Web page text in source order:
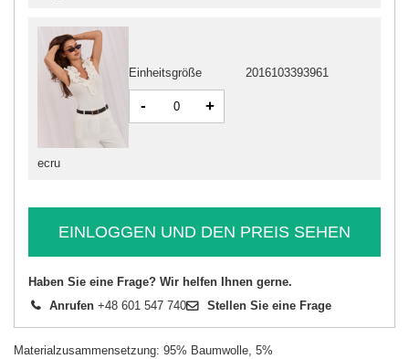
ecru
Einheitsgröße 2016103393961
- +
EINLOGGEN UND DEN PREIS SEHEN
Haben Sie eine Frage? Wir helfen Ihnen gerne.
Anrufen +48 601 547 740 Stellen Sie eine Frage
Materialzusammensetzung: 95% Baumwolle, 5%